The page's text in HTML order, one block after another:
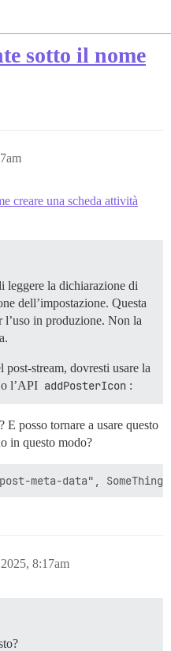
sotto il nome
creare una scheda attività
leggere la dichiarazione di
dell’impostazione. Questa
l’uso in produzione. Non la
post-stream, dovresti usare la
o l’API addPosterIcon :
E posso tornare a usare questo
in questo modo?
8:17am